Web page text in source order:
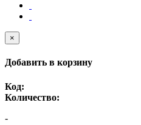
×
Добавить в корзину
Код:
Количество:
-